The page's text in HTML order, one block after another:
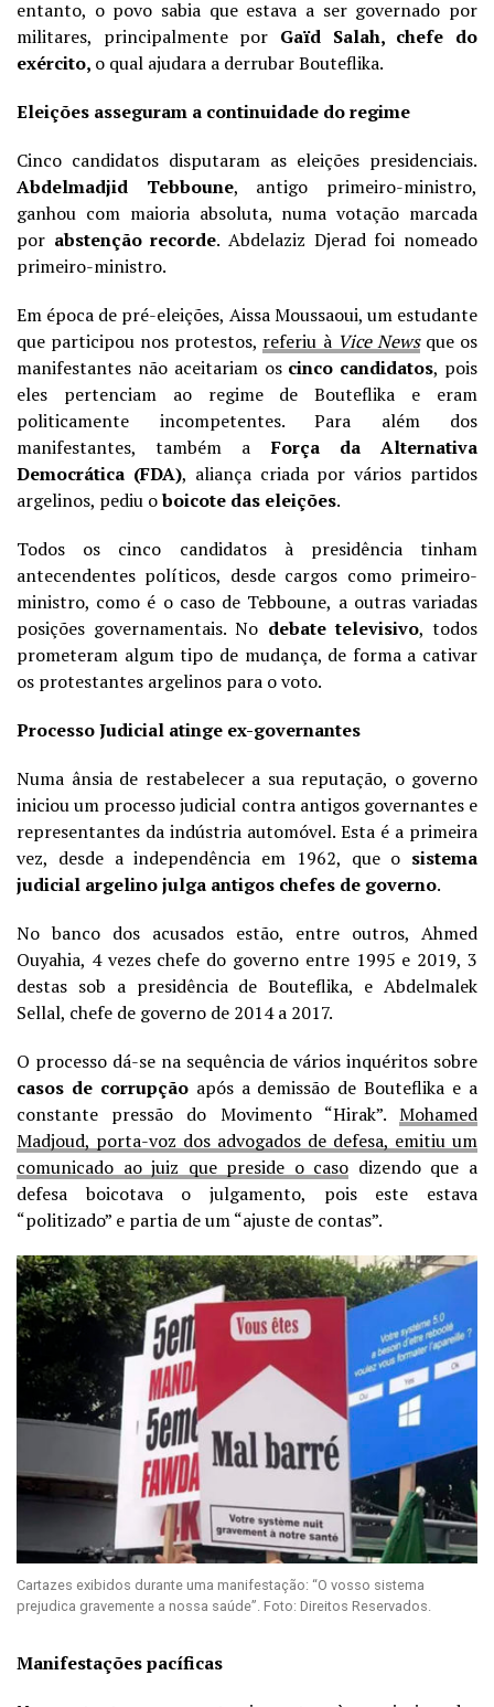
entanto, o povo sabia que estava a ser governado por
militares, principalmente por Gaïd Salah, chefe do
exército, o qual ajudara a derrubar Bouteflika.
Eleições asseguram a continuidade do regime
Cinco candidatos disputaram as eleições presidenciais.
Abdelmadjid Tebboune, antigo primeiro-ministro,
ganhou com maioria absoluta, numa votação marcada
por abstenção recorde. Abdelaziz Djerad foi nomeado
primeiro-ministro.
Em época de pré-eleições, Aissa Moussaoui, um estudante
que participou nos protestos, referiu à Vice News que os
manifestantes não aceitariam os cinco candidatos, pois
eles pertenciam ao regime de Bouteflika e eram
politicamente incompetentes. Para além dos
manifestantes, também aForça da Alternativa
Democrática (FDA), aliança criada por vários partidos
argelinos, pediu oboicote das eleições.
Todos os cinco candidatos à presidência tinham
antecendentes políticos, desde cargos como primeiro-
ministro, como é o caso de Tebboune, a outras variadas
posições governamentais. No debate televisivo, todos
prometeram algum tipo de mudança, de forma a cativar
os protestantes argelinos para o voto.
Processo Judicial atinge ex-governantes
Numa ânsia de restabelecer a sua reputação, o governo
iniciou um processo judicial contra antigos governantese
representantes da indústria automóvel. Esta é a primeira
vez, desde a independência em 1962, que o sistema
judicial argelino julga antigos chefes de governo.
No banco dos acusados estão, entre outros, Ahmed
Ouyahia, 4 vezes chefe do governo entre 1995 e 2019, 3
destas sob a presidência de Bouteflika, e Abdelmalek
Sellal, chefe de governo de 2014 a 2017.
O processo dá-se na sequência de vários inquéritos sobre
casos de corrupçãoapós a demissão de Bouteflika e a
constante pressão do Movimento “Hirak”. Mohamed
Madjoud, porta-voz dos advogados de defesa, emitiu um
comunicado ao juiz que preside o caso dizendo que a
defesa boicotava o julgamento, pois este estava
“politizado” e partia de um “ajuste de contas”.
Cartazes exibidos durante uma manifestação: “O vosso sistema
prejudica gravemente a nossa saúde”. Foto: Direitos Reservados.
Manifestações pacíficas